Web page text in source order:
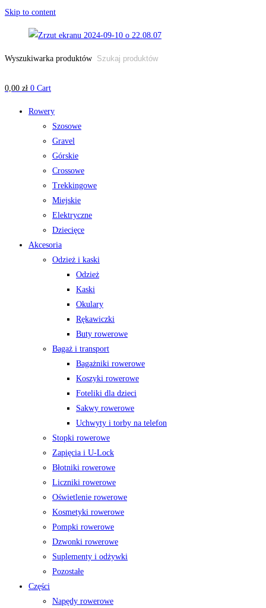
Skip to content
Wyszukiwarka produktów
0,00 zł 0 Cart
Rowery
Szosowe
Gravel
Górskie
Crossowe
Trekkingowe
Miejskie
Elektryczne
Dziecięce
Akcesoria
Odzież i kaski
Odzież
Kaski
Okulary
Rękawiczki
Buty rowerowe
Bagaż i transport
Bagażniki rowerowe
Koszyki rowerowe
Foteliki dla dzieci
Sakwy rowerowe
Uchwyty i torby na telefon
Stopki rowerowe
Zapięcia i U-Lock
Błotniki rowerowe
Liczniki rowerowe
Oświetlenie rowerowe
Kosmetyki rowerowe
Pompki rowerowe
Dzwonki rowerowe
Suplementy i odżywki
Pozostałe
Części
Napędy rowerowe